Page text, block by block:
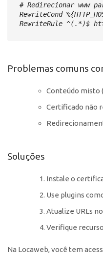
# Redirecionar www
RewriteCond
RewriteRule ^(.*)$
Problemas comuns
Conteúdo
Certificado não
Soluções
Instale o
Use plugins
Atualize URLs
Verifique
Na Locaweb, você tem